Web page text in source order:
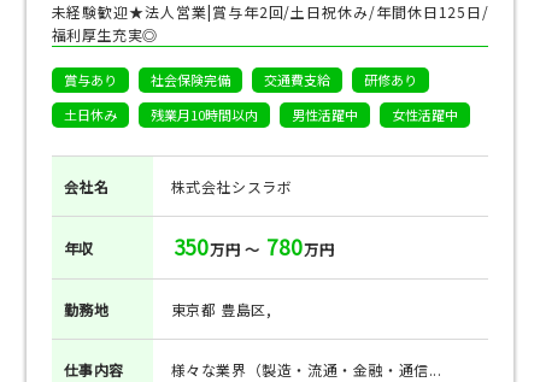
未経験歓迎★法人営業|賞与年2回/土日祝休み/年間休日125日/
福利厚生充実◎
賞与あり 社会保険完備 交通費支給
研修あり
土日休み
残業月10時間以内 男性活躍中 女性活躍中
会社名 株式会社シスラボ
年収 350万円 ～ 780万円
勤務地 東京都 豊島区,
仕事内容 様々な業界（製造・流通・金融・通信...